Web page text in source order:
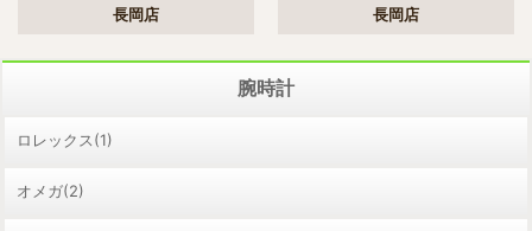
長岡店 長岡店
腕時計
ロレックス(1)
オメガ(2)